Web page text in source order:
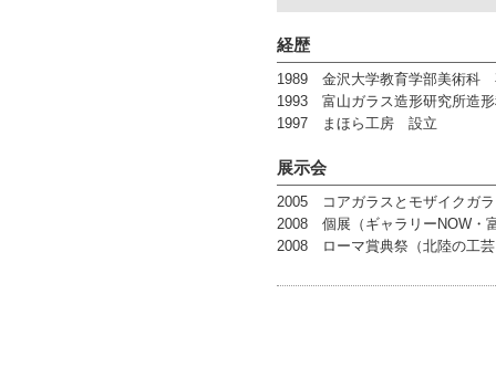
経歴
1989 金沢大学教育学部美術科
1993 富山ガラス造形研究所造
1997 まほら工房 設立
展示会
2005 コアガラスとモザイクガ
2008 個展（ギャラリーNOW・
2008 ローマ賞典祭（北陸の工